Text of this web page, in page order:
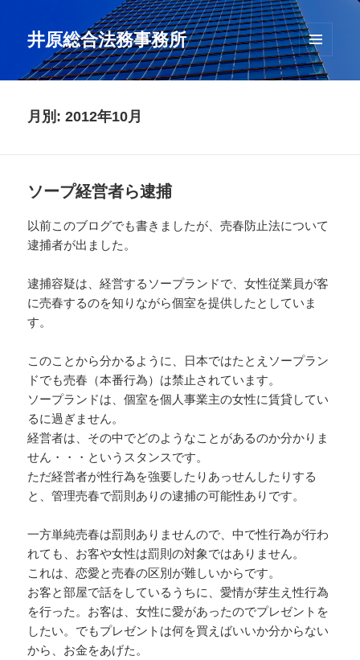
井原総合法務事務所
メニュ
ーとウ
月別: 2012年10月
ソープ経営者ら逮捕
以前このブログでも書きましたが、売春防止法について
逮捕者が出ました。
逮捕容疑は、経営するソープランドで、女性従業員が客
に売春するのを知りながら個室を提供したとしていま
す。
このことから分かるように、日本ではたとえソープラン
ドでも売春（本番行為）は禁止されています。
ソープランドは、個室を個人事業主の女性に賃貸してい
るに過ぎません。
経営者は、その中でどのようなことがあるのか分かりま
せん・・・というスタンスです。
ただ経営者が性行為を強要したりあっせんしたりする
と、管理売春で罰則ありの逮捕の可能性ありです。
一方単純売春は罰則ありませんので、中で性行為が行わ
れても、お客や女性は罰則の対象ではありません。
これは、恋愛と売春の区別が難しいからです。
お客と部屋で話をしているうちに、愛情が芽生え性行為
を行った。お客は、女性に愛があったのでプレゼントを
したい。でもプレゼントは何を買えばいいか分からない
から、お金をあげた。